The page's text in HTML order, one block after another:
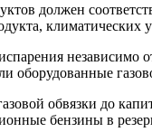
должен
независимо
обвязки до
бен­зины в